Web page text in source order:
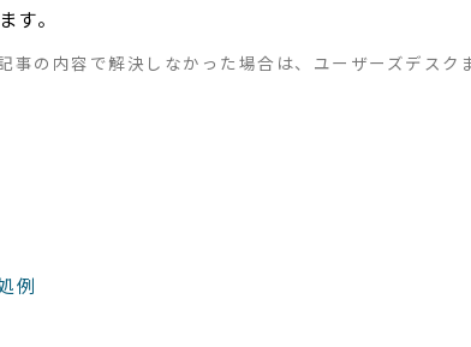
す。
の内容で解決しなかった場合は、ユーザーズデスク
例